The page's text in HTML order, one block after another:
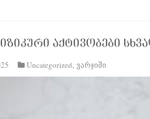
აქტივობები
Uncategorized, ვარჯიში